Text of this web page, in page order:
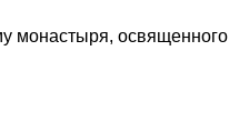
монастыря,